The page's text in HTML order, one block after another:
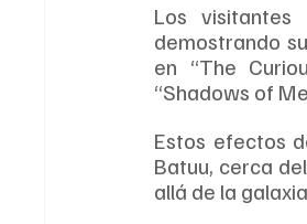
Los
demostrando
en “The
“Shadows of
Estos efectos
Batuu, cerca
allá de la